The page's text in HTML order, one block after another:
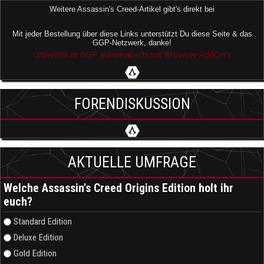
Weitere Assassin's Creed-Artikel gibt's direkt bei
Mit jeder Bestellung über diese Links unterstützt Du diese Seite & das
GGP-Netzwerk, danke!
Unterstütze GGP automatisch mit Browser AddOn's
FORENDISKUSSION
AKTUELLE UMFRAGE
Welche Assassin's Creed Origins Edition holt ihr
euch?
Auswahlmöglichkeiten
Standard Edition
Deluxe Edition
Gold Edition